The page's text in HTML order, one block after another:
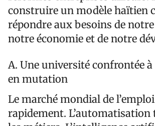
construire un modèle haïtien
répondre aux besoins de
notre économie et de notre
A. Une université confrontée
en mutation
Le marché mondial de
rapidement.